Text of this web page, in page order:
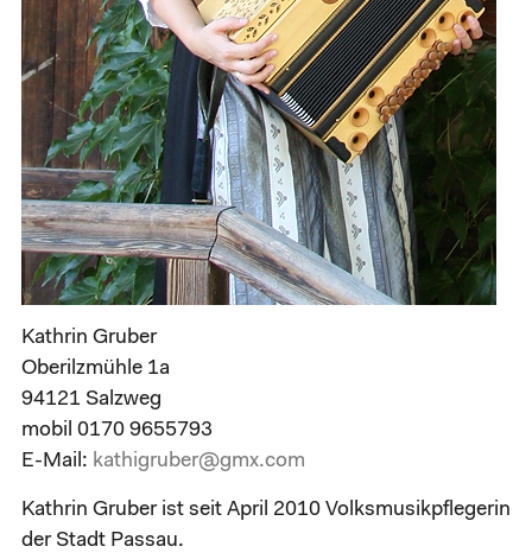
Kathrin Gruber
Oberilzmühle 1a
94121 Salzweg
mobil 0170 9655793
E-Mail: kathigruber@gmx.com
Kathrin Gruber ist seit April 2010 Volksmusikpflegerin
der Stadt Passau.